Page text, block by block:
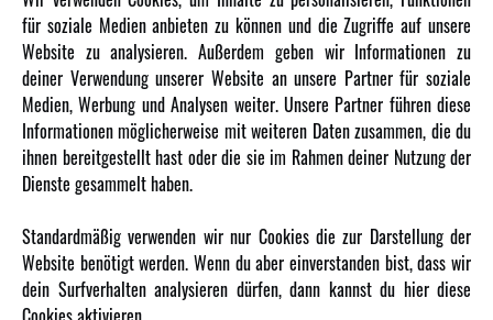
Über uns
Karriere
Amewi Kataloge
MEHR VON AMEWI
AMXRacing - Qualitäts RC-Zubehör
Amewi Construction - Nutzfahrzeuge
Malinos - Die kreative Seite von Amewi
für soziale Medien anbieten zu können und die Zugriffe auf unsere
Website zu analysieren. Außerdem geben wir Informationen zu
deiner Verwendung unserer Website an unsere Partner für soziale
Medien, Werbung und Analysen weiter. Unsere Partner führen diese
Informationen möglicherweise mit weiteren Daten zusammen, die du
ihnen bereitgestellt hast oder die sie im Rahmen deiner Nutzung der
Dienste gesammelt haben.
Standardmäßig verwenden wir nur Cookies die zur Darstellung der
Website benötigt werden. Wenn du aber einverstanden bist, dass wir
dein Surfverhalten analysieren dürfen, dann kannst du hier diese